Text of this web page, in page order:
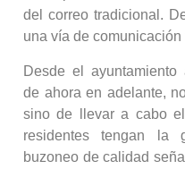
del correo tradicional.
una vía de comunicación
Desde el
de ahora en adelante,
sino de llevar a cabo
residentes tengan la
buzoneo de calidad